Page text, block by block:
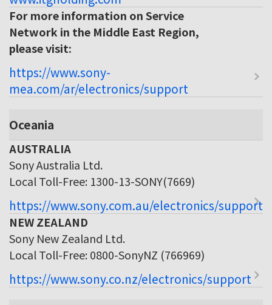
For more information on Service
Network in the Middle East Region,
please visit:
https://www.sony-
mea.com/ar/electronics/support
Oceania
AUSTRALIA
Sony Australia Ltd.
Local Toll-Free: 1300-13-SONY(7669)
https://www.sony.com.au/electronics/support
NEW ZEALAND
Sony New Zealand Ltd.
Local Toll-Free: 0800-SonyNZ (766969)
https://www.sony.co.nz/electronics/support